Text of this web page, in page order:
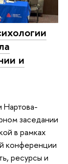
и
Нартова-
заседании
в рамках
конференции
ресурсы и